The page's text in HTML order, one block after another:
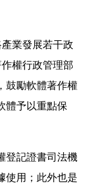
業發展若干政
權行政管理部
鼓勵軟體著作權
體予以重點保
登記證書司法機
使用；此外也是